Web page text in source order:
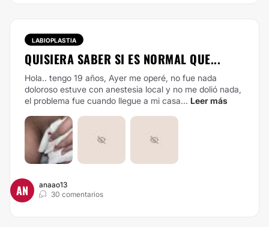
LABIOPLASTIA
QUISIERA SABER SI ES NORMAL QUE...
Hola.. tengo 19 años, Ayer me operé, no fue nada
doloroso estuve con anestesia local y no me dolió nada,
el problema fue cuando llegue a mi casa... Leer más
AN
anaao13
30 comentarios